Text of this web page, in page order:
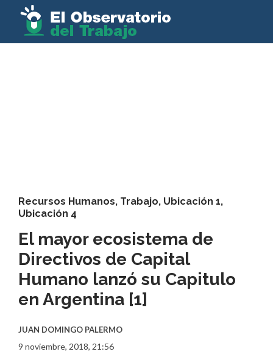
Recursos Humanos, Trabajo, Ubicación 1,
Ubicación 4
El mayor ecosistema de
Directivos de Capital
Humano lanzó su Capitulo
en Argentina [1]
JUAN DOMINGO PALERMO
9 noviembre, 2018, 21:56